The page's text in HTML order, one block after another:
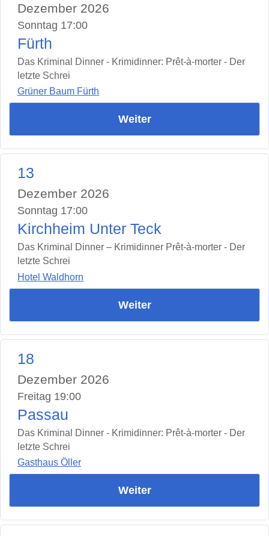
Dezember 2026
Sonntag 17:00
Fürth
Das Kriminal Dinner - Krimidinner: Prêt-à-morter - Der
letzte Schrei
Grüner Baum Fürth
Weiter
13
Dezember 2026
Sonntag 17:00
Kirchheim Unter Teck
Das Kriminal Dinner – Krimidinner Prêt-à-morter - Der
letzte Schrei
Hotel Waldhorn
Weiter
18
Dezember 2026
Freitag 19:00
Passau
Das Kriminal Dinner - Krimidinner: Prêt-à-morter - Der
letzte Schrei
Gasthaus Öller
Weiter